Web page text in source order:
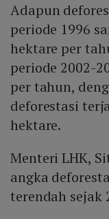
Adapun
periode 1996
hektare per
periode 2002-
per tahun,
deforestasi
hektare.
Menteri LHK,
angka
terendah sejak